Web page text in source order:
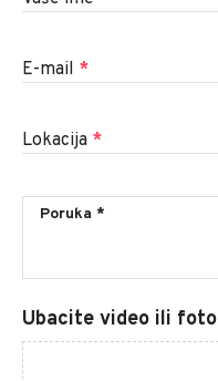
E-mail *
Lokacija *
Ubacite video ili foto